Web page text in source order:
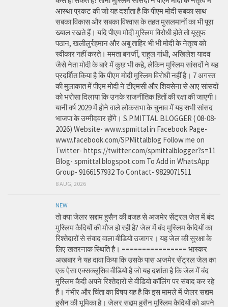
आस्था प्रकट की जो यह दर्शाता है कि पीएम मोदी सबका साथ
सबका विकास और सबका विश्वास के तहत मुसलमानों का भी पूरा
ख्याल रखते हैं। यदि पीएम मोदी मुस्लिम विरोधी होते तो यूसुफ
पठान, खलीलुर्रहमान और अबु ताहिर भी भी मोदी के नेतृत्व को
स्वीकार नहीं करते। ममता बनर्जी, राहुल गांधी, अखिलेश यादव
जैसे नेता मोदी के बारे में कुछ भी कहे, लेकिन मुस्लिम सांसदों ने यह
प्रदर्शित किया है कि पीएम मोदी मुस्लिम विरोधी नहीं है। 7 अगस्त
की मुलाकात में पीएम मोदी ने टीएमसी और शिवसेना से आए सांसदों
को भरोसा दिलाया कि उनके राजनीतिक हितों की रक्षा की जाएगी।
यानी वर्ष 2029 में होने वाले लोकसभा के चुनाव में यह सभी सांसद
भाजपा के उम्मीदवार होंगे। S.P.MITTAL BLOGGER ( 08-08-
2026) Website- www.spmittal.in Facebook Page-
www.facebook.com/SPMittalblog Follow me on
Twitter- https://twitter.com/spmittalblogger?s=11
Blog- spmittal.blogspot.com To Add in WhatsApp
Group- 9166157932 To Contact- 9829071511
8 AUG, 2026
NEW
तो क्या जेलर सद्दाम हुसैन की वजह से अजमेर सेंट्रल जेल में बंद
मुस्लिम कैदियों की मौज हो रही है? जेल में बंद मुस्लिम कैदियों का
रिश्तेदारों से संवाद वाला वीडियो उजागर। यह जेल की सुरक्षा के
लिए खतरनाक स्थिति है। ================ भास्कर
अखबार ने यह दावा किया कि उसके पास अजमेर सेंट्रल जेल का
एक ऐसा एक्सक्लूसिव वीडियो है जो यह दर्शाता है कि जेल में बंद
मुस्लिम कैदी अपने रिश्तेदारों से वीडियो कॉलिंग पर संवाद कर रहे
हैं। गंभीर और चिंता का विषय यह है कि इस मामले में जेलर सद्दाम
हुसैन की भूमिका है। जेलर सद्दाम हुसैन मुस्लिम कैदियों को अपने